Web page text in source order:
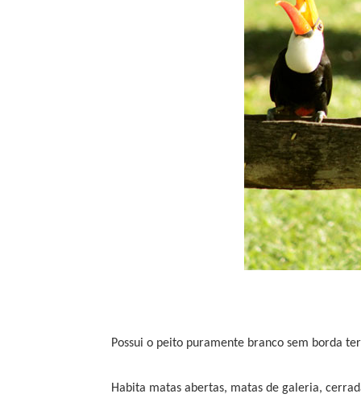
Possui o peito puramente branco sem borda
Habita matas abertas, matas de galeria,